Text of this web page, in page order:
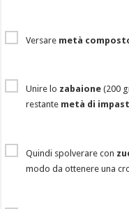
Versare metà
Unire lo zabaione (200
restante metà di
Quindi spolverare con
modo da ottenere una